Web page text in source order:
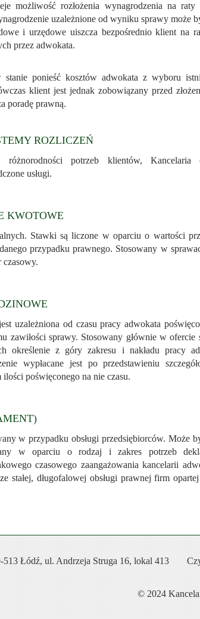
możliwość rozłożenia wynagrodzenia na raty
uzależnione od wyniku sprawy może
i urzędowe uiszcza bezpośrednio klient na
przez adwokata.
ponieść kosztów adwokata z wyboru
klient jest jednak zobowiązany przed
poradę prawną.
ROZLICZEŃ
różnorodności potrzeb klientów, Kancelaria
usługi.
KWOTOWE
Stawki są liczone w oparciu o wartości
przypadku prawnego. Stosowany w
czasowy.
uzależniona od czasu pracy adwokata
zawiłości sprawy. Stosowany głównie w ofercie
określenie z góry zakresu i nakładu pracy
wypłacane jest po przedstawieniu
poświęconego na nie czasu.
w przypadku obsługi przedsiębiorców. Może
w oparciu o rodzaj i zakres potrzeb
czasowego zaangażowania kancelarii
stałej, długofalowej obsługi prawnej firm
513 Łódź, ul. Andrzeja Struga 16, lokal 413
© 2024